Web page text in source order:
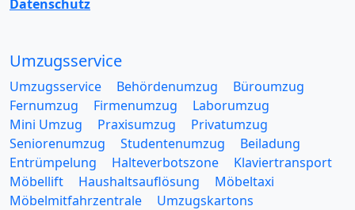
Datenschutz
Umzugsservice
Umzugsservice Behördenumzug
Büroumzug
Fernumzug
Firmenumzug
Laborumzug
Mini Umzug
Praxisumzug
Privatumzug
Seniorenumzug
Studentenumzug
Beiladung
Entrümpelung
Halteverbotszone
Klaviertransport
Möbellift
Haushaltsauflösung
Möbeltaxi
Möbelmitfahrzentrale
Umzugskartons